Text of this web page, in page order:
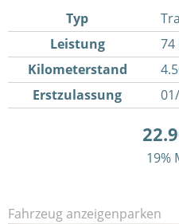
Typ
Leistung
74
Kilometerstand
Erstzulassung
19%
Fahrzeug anzeigenparken